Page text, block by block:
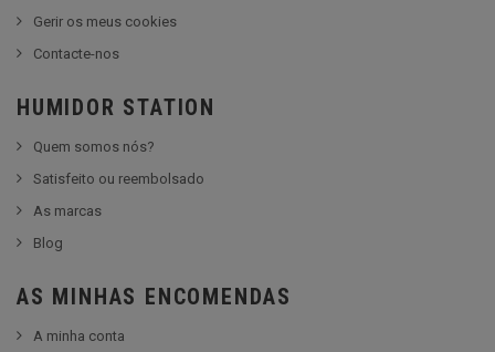
Gerir os meus cookies
Contacte-nos
HUMIDOR STATION
Quem somos nós?
Satisfeito ou reembolsado
As marcas
Blog
AS MINHAS ENCOMENDAS
A minha conta